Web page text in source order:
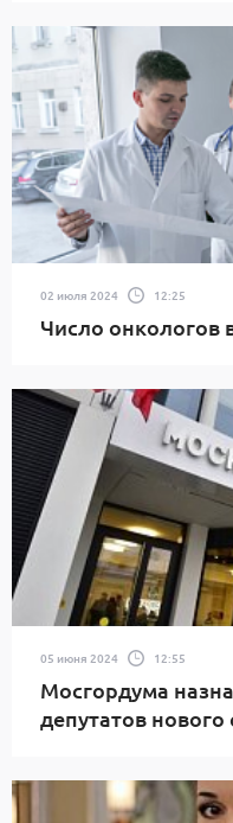
02 июля 2024 12:25
Число онкологов
05 июня 2024 12:55
Мосгордума
депутатов нового